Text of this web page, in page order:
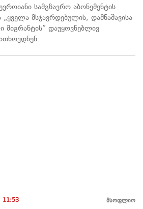
სამგზავრო აბონემენტის
„ყველა მსჯავრდებულის, დამნაშავისა
დაუყოვნებლივ
11:53 მსოფლიო